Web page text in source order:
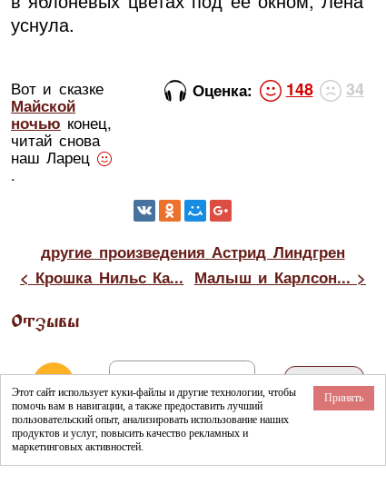
уснула.
Вот и сказке
Майской
ночью конец,
читай снова
наш Ларец
.
Оценка: 148 34
другие произведения Астрид Линдгрен
< Крошка Нильс Ка... Малыш и Карлсон... >
Отзывы
Этот сайт использует куки-файлы и другие технологии, чтобы
помочь вам в навигации, а также предоставить лучший
пользовательский опыт, анализировать использование наших
продуктов и услуг, повысить качество рекламных и
маркетинговых активностей.
Принять